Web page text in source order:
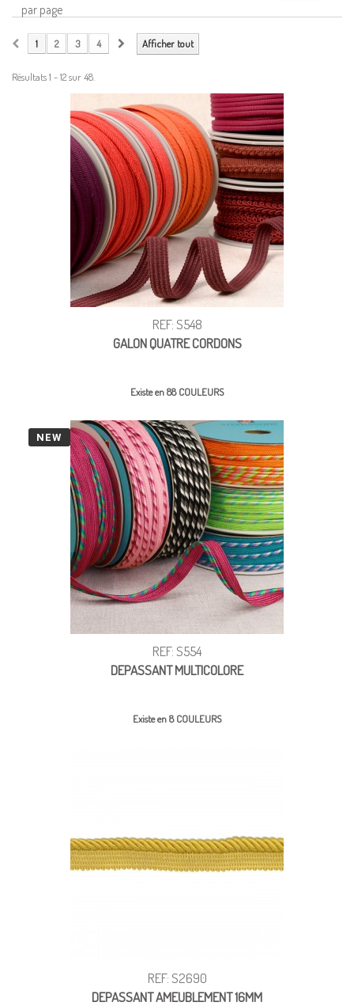
par page
Afficher tout
1 2 3 4
Résultats 1 - 12 sur 48.
REF: S548
GALON QUATRE CORDONS
Existe en 88 COULEURS
NEW
REF: S554
DEPASSANT MULTICOLORE
Existe en 8 COULEURS
REF: S2690
DEPASSANT AMEUBLEMENT 16MM